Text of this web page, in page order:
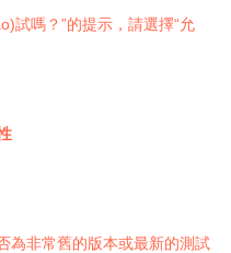
試嗎？”的提示，請選擇“允
為非常舊的版本或最新的測試